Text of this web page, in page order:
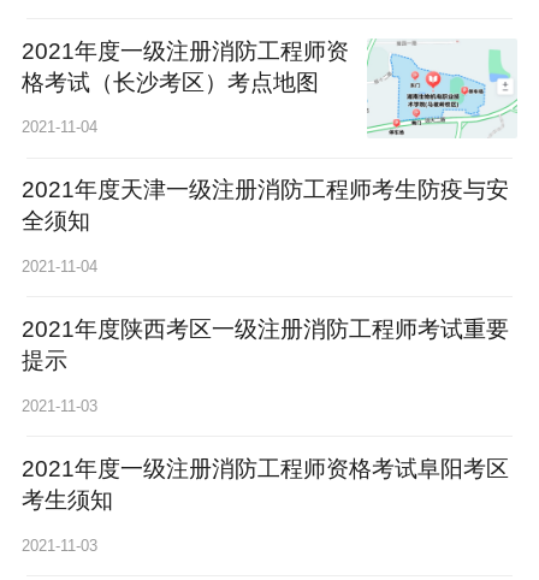
2021年度一级注册消防工程师资
格考试（长沙考区）考点地图
2021-11-04
2021年度天津一级注册消防工程师考生防疫与安
全须知
2021-11-04
2021年度陕西考区一级注册消防工程师考试重要
提示
2021-11-03
2021年度一级注册消防工程师资格考试阜阳考区
考生须知
2021-11-03